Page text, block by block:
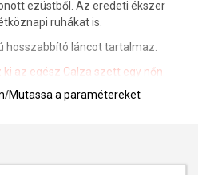
ezüstből. Az eredeti ékszer
ruhákat is.
hosszabbító láncot tartalmaz.
az egész Calza szett egy nőn.
a Fémjelzsi törvénynek
/Mutassa a paramétereket